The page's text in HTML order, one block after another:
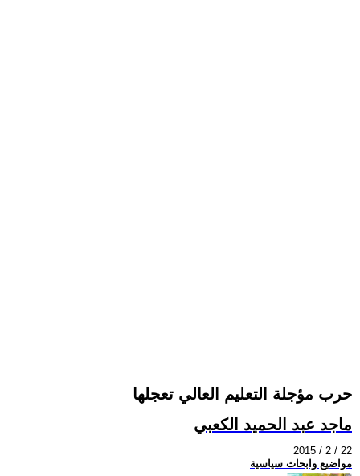
حرب مؤجلة التعليم العالي تعجلها
ماجد عبد الحميد الكعبي
2015 / 2 / 22
مواضيع وابحاث سياسية